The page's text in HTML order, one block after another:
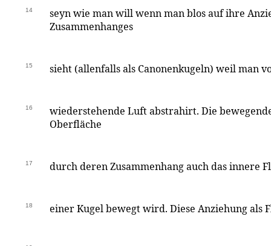
14
seyn wie man will wenn man blos auf ihre
Zusammenhanges
15 sieht (allenfalls als Canonenkugeln) weil man
16
wiederstehende Luft abstrahirt. Die
Oberfläche
17 durch deren Zusammenhang auch das innere
18 einer Kugel bewegt wird. Diese Anziehung als